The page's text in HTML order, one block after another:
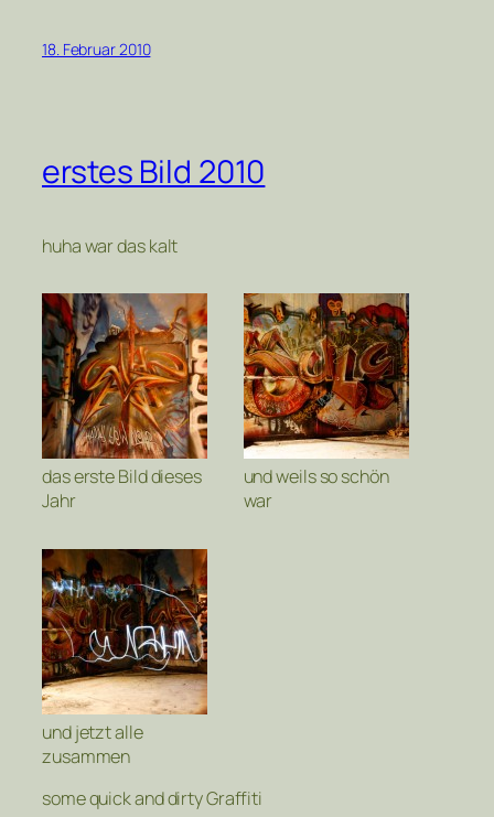
18. Februar 2010
erstes Bild 2010
huha war das kalt
das erste Bild dieses
Jahr
und weils so schön
war
und jetzt alle
zusammen
some quick and dirty Graffiti